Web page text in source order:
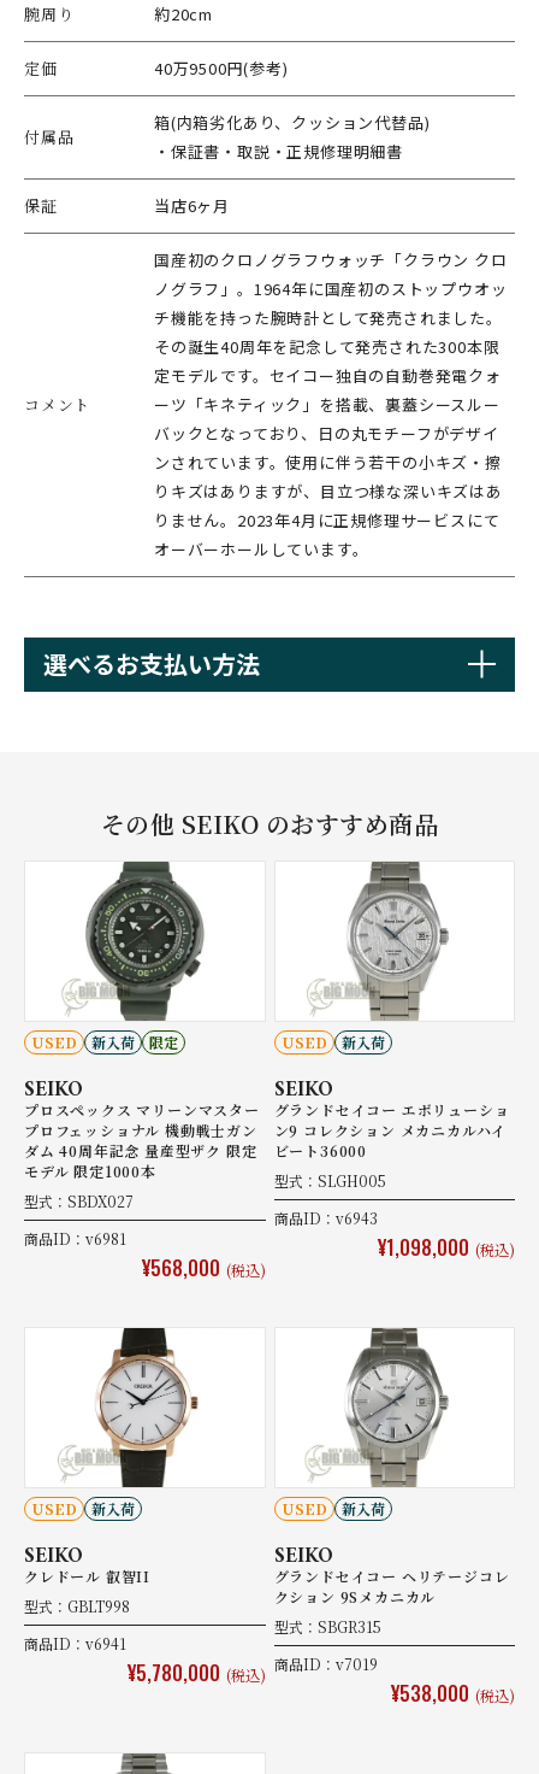
腕周り 約20cm
定価 40万9500円(参考)
付属品
箱(内箱劣化あり、クッション代替品)
・保証書・取説・正規修理明細書
保証 当店6ヶ月
コメント
国産初のクロノグラフウォッチ「クラウン クロ
ノグラフ」。1964年に国産初のストップウオッ
チ機能を持った腕時計として発売されました。
その誕生40周年を記念して発売された300本限
定モデルです。セイコー独自の自動巻発電クォ
ーツ「キネティック」を搭載、裏蓋シースルー
バックとなっており、日の丸モチーフがデザイ
ンされています。使用に伴う若干の小キズ・擦
りキズはありますが、目立つ様な深いキズはあ
りません。2023年4月に正規修理サービスにて
オーバーホールしています。
選べるお支払い方法
その他 SEIKO のおすすめ商品
USED 新入荷 限定
SEIKO
プロスペックス マリーンマスター
プロフェッショナル 機動戦士ガン
ダム 40周年記念 量産型ザク 限定
モデル 限定1000本
型式：SBDX027
商品ID：v6981
¥568,000 (税込)
USED 新入荷
SEIKO
グランドセイコー エボリューショ
ン9 コレクション メカニカルハイ
ビート36000
型式：SLGH005
商品ID：v6943
¥1,098,000 (税込)
USED 新入荷
SEIKO
クレドール 叡智II
型式：GBLT998
商品ID：v6941
¥5,780,000 (税込)
USED 新入荷
SEIKO
グランドセイコー ヘリテージコレ
クション 9Sメカニカル
型式：SBGR315
商品ID：v7019
¥538,000 (税込)